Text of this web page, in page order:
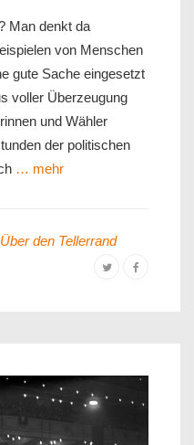
Man denkt da
von Menschen
gute Sache eingesetzt
voller Überzeugung
und Wähler
der politischen
… mehr
Über den Tellerrand